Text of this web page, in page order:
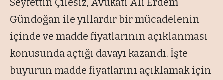
Gündoğan ile yıllardır bir mücadelenin
içinde ve madde fiyatlarının açıklanması
konusunda açtığı davayı kazandı. İşte
buyurun madde fiyatlarını açıklamak için